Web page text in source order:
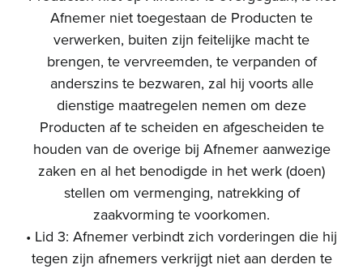
Afnemer niet toegestaan de Producten te
verwerken, buiten zijn feitelijke macht te
brengen, te vervreemden, te verpanden of
anderszins te bezwaren, zal hij voorts alle
dienstige maatregelen nemen om deze
Producten af te scheiden en afgescheiden te
houden van de overige bij Afnemer aanwezige
zaken en al het benodigde in het werk (doen)
stellen om vermenging, natrekking of
zaakvorming te voorkomen.
• Lid 3: Afnemer verbindt zich vorderingen die hij
tegen zijn afnemers verkrijgt niet aan derden te